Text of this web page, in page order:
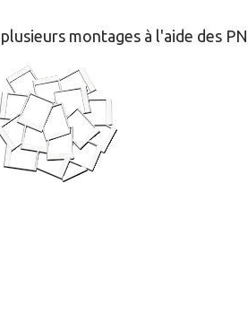
montages à l'aide des